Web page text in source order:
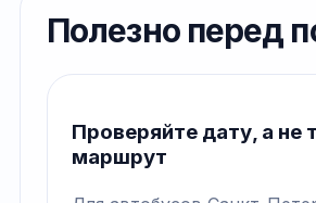
Полезно перед
Проверяйте дату, а не
маршрут